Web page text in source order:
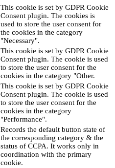
This cookie is set by GDPR Cookie
Consent plugin. The cookies is
used to store the user consent for
the cookies in the category
"Necessary".
This cookie is set by GDPR Cookie
Consent plugin. The cookie is used
to store the user consent for the
cookies in the category "Other.
This cookie is set by GDPR Cookie
Consent plugin. The cookie is used
to store the user consent for the
cookies in the category
"Performance".
Records the default button state of
the corresponding category & the
status of CCPA. It works only in
coordination with the primary
cookie.